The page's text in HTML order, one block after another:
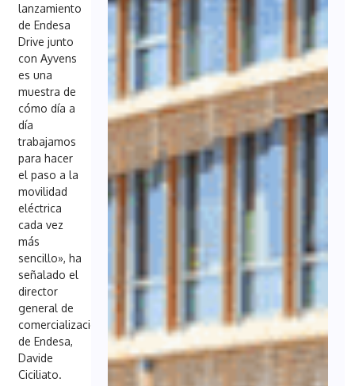
lanzamiento
de Endesa
Drive junto
con Ayvens
es una
muestra de
cómo día a
día
trabajamos
para hacer
el paso a la
movilidad
eléctrica
cada vez
más
sencillo», ha
señalado el
director
general de
comercialización
de Endesa,
Davide
Ciciliato.